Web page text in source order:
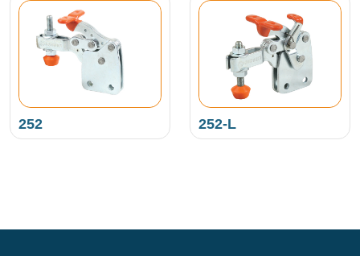
252 252-L